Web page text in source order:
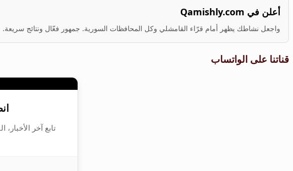
أعلن في Qamishly.com
واجعل نشاطك يظهر أمام قرّاء القامشلي وكل المحافظات السورية. جمهور فعّال ونتائج سريعة.
قناتنا على الواتساب
تابع آخر